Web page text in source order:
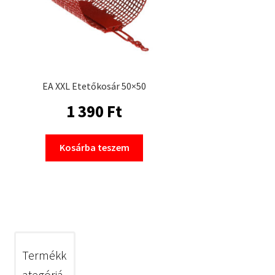
EA XXL Etetőkosár 50×50
1 390 Ft
Kosárba teszem
Termékk